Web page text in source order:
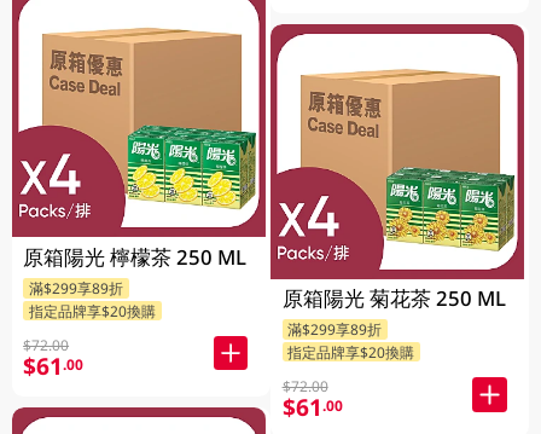
原箱陽光 檸檬茶 250 ML
滿$299享89折
指定品牌享$20換購
$72.00
$61.00
原箱陽光 菊花茶 250 ML
滿$299享89折
指定品牌享$20換購
$72.00
$61.00